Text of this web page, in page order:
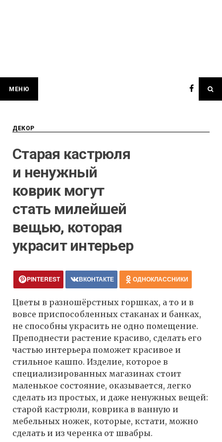
МЕНЮ
ДЕКОР
Старая кастрюля
и ненужный
коврик могут
стать милейшей
вещью, которая
украсит интерьер
PINTEREST ВКОНТАКТЕ ОДНОКЛАССНИКИ
Цветы в разношёрстных горшках, а то и в
вовсе приспособленных стаканах и банках,
не способны украсить не одно помещение.
Преподнести растение красиво, сделать его
частью интерьера поможет красивое и
стильное кашпо. Изделие, которое в
специализированных магазинах стоит
маленькое состояние, оказывается, легко
сделать из простых, и даже ненужных вещей:
старой кастрюли, коврика в ванную и
мебельных ножек, которые, кстати, можно
сделать и из черенка от швабры.